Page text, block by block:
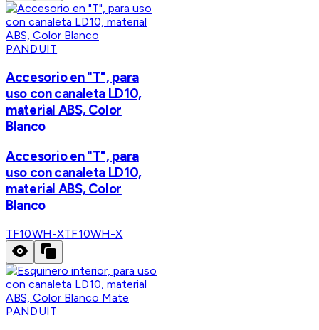
PANDUIT
Accesorio en "T", para
uso con canaleta LD10,
material ABS, Color
Blanco
Accesorio en "T", para
uso con canaleta LD10,
material ABS, Color
Blanco
TF10WH-XTF10WH-X
PANDUIT